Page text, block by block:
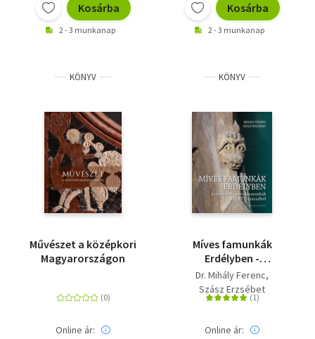
Kosárba
2 - 3 munkanap
Kosárba
2 - 3 munkanap
KÖNYV
Művészet a középkori
Magyarországon
Online ár:
KÖNYV
Míves famunkák
Erdélyben -
Ácsmunkák,
asztalosmunkák a XV-
XVI. századból
Dr. Mihály Ferenc
Szász Erzsébet
Online ár: